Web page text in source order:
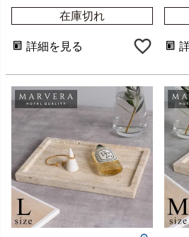
在庫切れ
詳細を見る